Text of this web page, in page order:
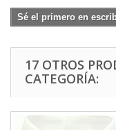
Sé el primero en
17 OTROS
CATEGORÍA: